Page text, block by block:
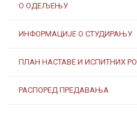
О ОДЕЉЕЊУ
ИНФОРМАЦИЈЕ О СТУДИРАЊУ
ПЛАН НАСТАВЕ И ИСПИТНИХ
РАСПОРЕД ПРЕДАВАЊА